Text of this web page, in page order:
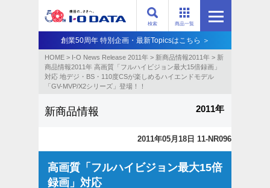
商品一覧
検索
創業50周年 特別企画・最新Topicsはこちら ＞
HOME > I-O News Release 2011年 > 新商品情報2011年 > 新
商品情報2011年 高画質「フルハイビジョン最大15倍録画」
対応 地デジ・BS・110度CSが楽しめるハイエンドモデル
「GV-MVP/X2シリーズ」登場！！
新商品情報 2011年
2011年05月18日 11-NR096
高画質「フルハイビジョン最大15倍
録画」対応